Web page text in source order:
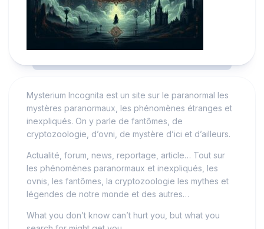
Mysterium Incognita est un site sur le paranormal les
mystères paranormaux, les phénomènes étranges et
inexpliqués. On y parle de fantômes, de
cryptozoologie, d’ovni, de mystère d’ici et d’ailleurs.
Actualité, forum, news, reportage, article… Tout sur
les phénomènes paranormaux et inexpliqués, les
ovnis, les fantômes, la cryptozoologie les mythes et
légendes de notre monde et des autres…
What you don’t know can’t hurt you, but what you